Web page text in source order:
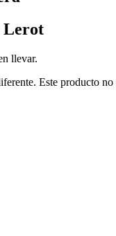
Lerot
llevar.
Este producto